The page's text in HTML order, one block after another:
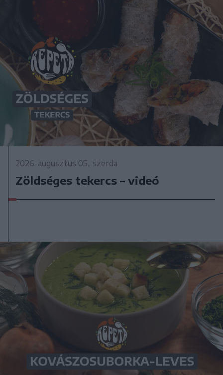
2026. augusztus 05., szerda
Zöldséges tekercs – videó